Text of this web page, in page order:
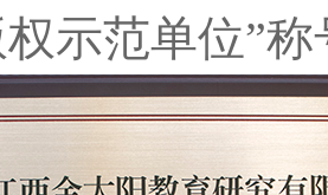
示范单位”称